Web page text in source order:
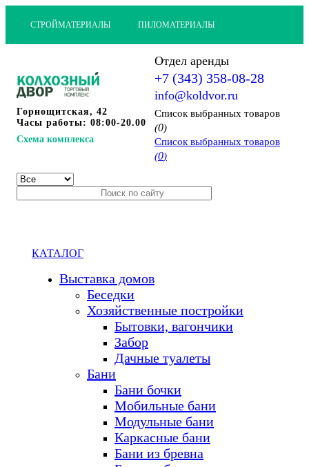
СТРОЙМАТЕРИАЛЫ ПИЛОМАТЕРИАЛЫ
Горнощитская, 42
Часы работы: 08:00-20.00
Схема комплекса
Отдел аренды
+7 (343) 358-08-28
info@koldvor.ru
Cписок выбранных товаров
(0)
Cписок выбранных товаров
(0)
КАТАЛОГ
Выставка домов
Беседки
Хозяйственные постройки
Бытовки, вагончики
Забор
Дачные туалеты
Бани
Бани бочки
Мобильные бани
Модульные бани
Каркасные бани
Бани из бревна